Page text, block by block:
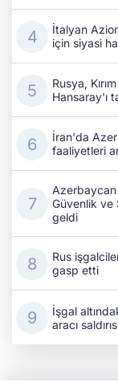
İtalyan
için siyasi
Rusya,
Hansaray'ı
İran'da
faaliyetleri
Azerbaycan
Güvenlik ve
geldi
Rus
gasp etti
İşgal
aracı